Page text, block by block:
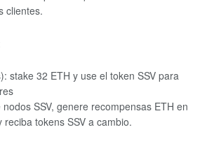
clientes.
stake 32 ETH y use el token SSV para
SSV, genere recompensas ETH en
tokens SSV a cambio.